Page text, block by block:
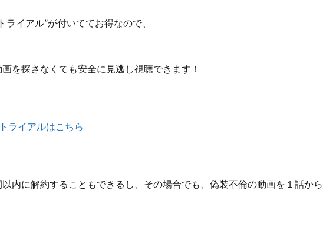
ライアル”が付いててお得なので、
を探さなくても安全に見逃し視聴できます！
ライアルはこちら
内に解約することもできるし、 その場合でも、偽装不倫の動画を１話から